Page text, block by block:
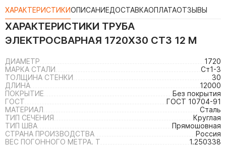
ХАРАКТЕРИСТИКИОПИСАНИЕДОСТАВКАОПЛАТАОТЗЫВЫ
ХАРАКТЕРИСТИКИ ТРУБА
ЭЛЕКТРОСВАРНАЯ 1720Х30 СТ3 12 М
ДИАМЕТР
1720
МАРКА СТАЛИ
Ст1-3
ТОЛЩИНА СТЕНКИ
30
ДЛИНА
12000
ПОКРЫТИЕ
Без покрытия
ГОСТ
ГОСТ 10704-91
МАТЕРИАЛ
Сталь
ТИП СЕЧЕНИЯ
Круглая
ТИП ШВА
Прямошовная
СТРАНА ПРОИЗВОДСТВА
Россия
ВЕС ПОГОННОГО МЕТРА. Т
1.250338